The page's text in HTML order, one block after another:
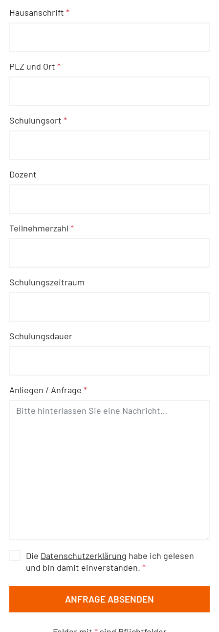
Hausanschrift*
PLZ und Ort*
Schulungsort*
Dozent
Teilnehmerzahl*
Schulungszeitraum
Schulungsdauer
Anliegen / Anfrage*
Die Datenschutzerklärung habe ich gelesen
und bin damit einverstanden.*
ANFRAGE ABSENDEN